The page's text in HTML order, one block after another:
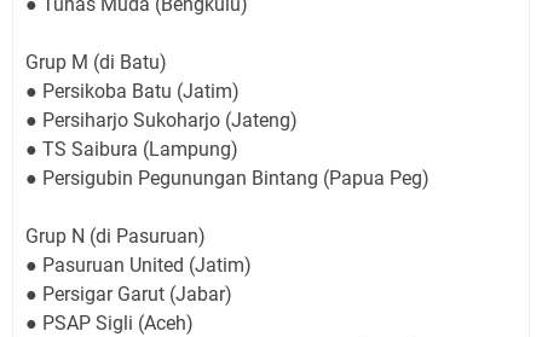
Grup M (di Batu)
● Persikoba Batu (Jatim)
● Persiharjo Sukoharjo (Jateng)
● TS Saibura (Lampung)
● Persigubin Pegunungan Bintang (Papua Peg)
Grup N (di Pasuruan)
● Pasuruan United (Jatim)
● Persigar Garut (Jabar)
● PSAP Sigli (Aceh)